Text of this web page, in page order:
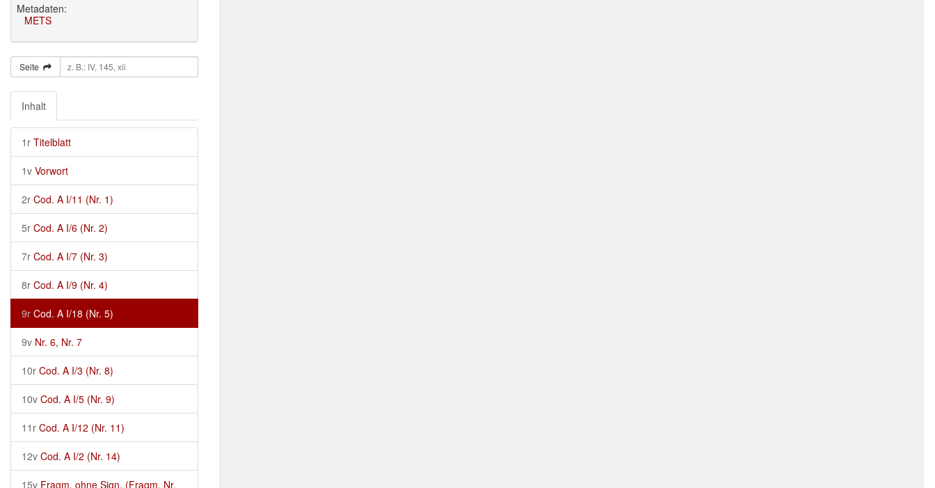
Metadaten:
METS
Seite
Inhalt
1r Titelblatt
1v Vorwort
2r Cod. A I/11 (Nr. 1)
5r Cod. A I/6 (Nr. 2)
7r Cod. A I/7 (Nr. 3)
8r Cod. A I/9 (Nr. 4)
9r Cod. A I/18 (Nr. 5)
9v Nr. 6, Nr. 7
10r Cod. A I/3 (Nr. 8)
10v Cod. A I/5 (Nr. 9)
11r Cod. A I/12 (Nr. 11)
12v Cod. A I/2 (Nr. 14)
15v Fragm. ohne Sign. (Fragm. Nr.